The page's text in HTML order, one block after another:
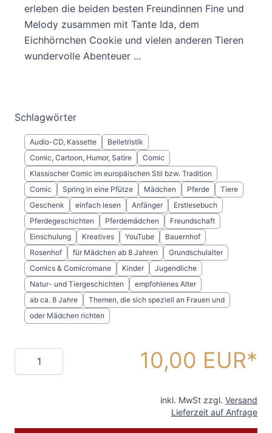
erleben die beiden besten Freundinnen Fine und
Melody zusammen mit Tante Ida, dem
Eichhörnchen Cookie und vielen anderen Tieren
wundervolle Abenteuer ...
Schlagwörter
Audio-CD, Kassette
Belletristik
Comic, Cartoon, Humor, Satire
Comic
Klassischer Comic im europäischen Stil bzw. Tradition
Comic
Spring in eine Pfütze Mädchen Pferde
Tiere
Geschenk
einfach lesen Anfänger
Erstlesebuch
Pferdegeschichten
Pferdemädchen
Freundschaft
Einschulung
Kreatives YouTube
Bauernhof
Rosenhof
für Mädchen ab 8 Jahren
Grundschulalter
Comics & Comicromane
Kinder
Jugendliche
Natur- und Tiergeschichten
empfohlenes Alter
ab ca. 8 Jahre
Themen, die sich speziell an Frauen und
oder Mädchen richten
Menge 10,00 EUR
inkl. MwSt zzgl. Versand
Lieferzeit auf Anfrage